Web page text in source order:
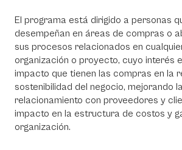
El programa está dirigido a personas
desempeñan en áreas de compras o
sus procesos relacionados en
organización o proyecto, cuyo interés
impacto que tienen las compras en la
sostenibilidad del negocio, mejorando
relacionamiento con proveedores y
impacto en la estructura de costos y
organización.